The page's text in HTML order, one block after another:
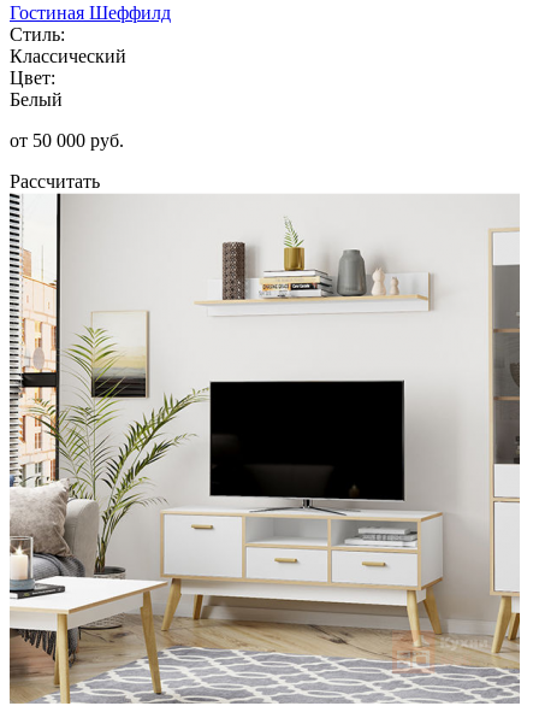
Гостиная Шеффилд
Стиль:
Классический
Цвет:
Белый
от 50 000 руб.
Рассчитать